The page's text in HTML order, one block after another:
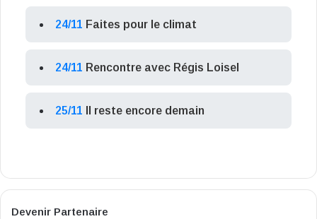
24/11 Faites pour le climat
24/11 Rencontre avec Régis Loisel
25/11 Il reste encore demain
Devenir Partenaire